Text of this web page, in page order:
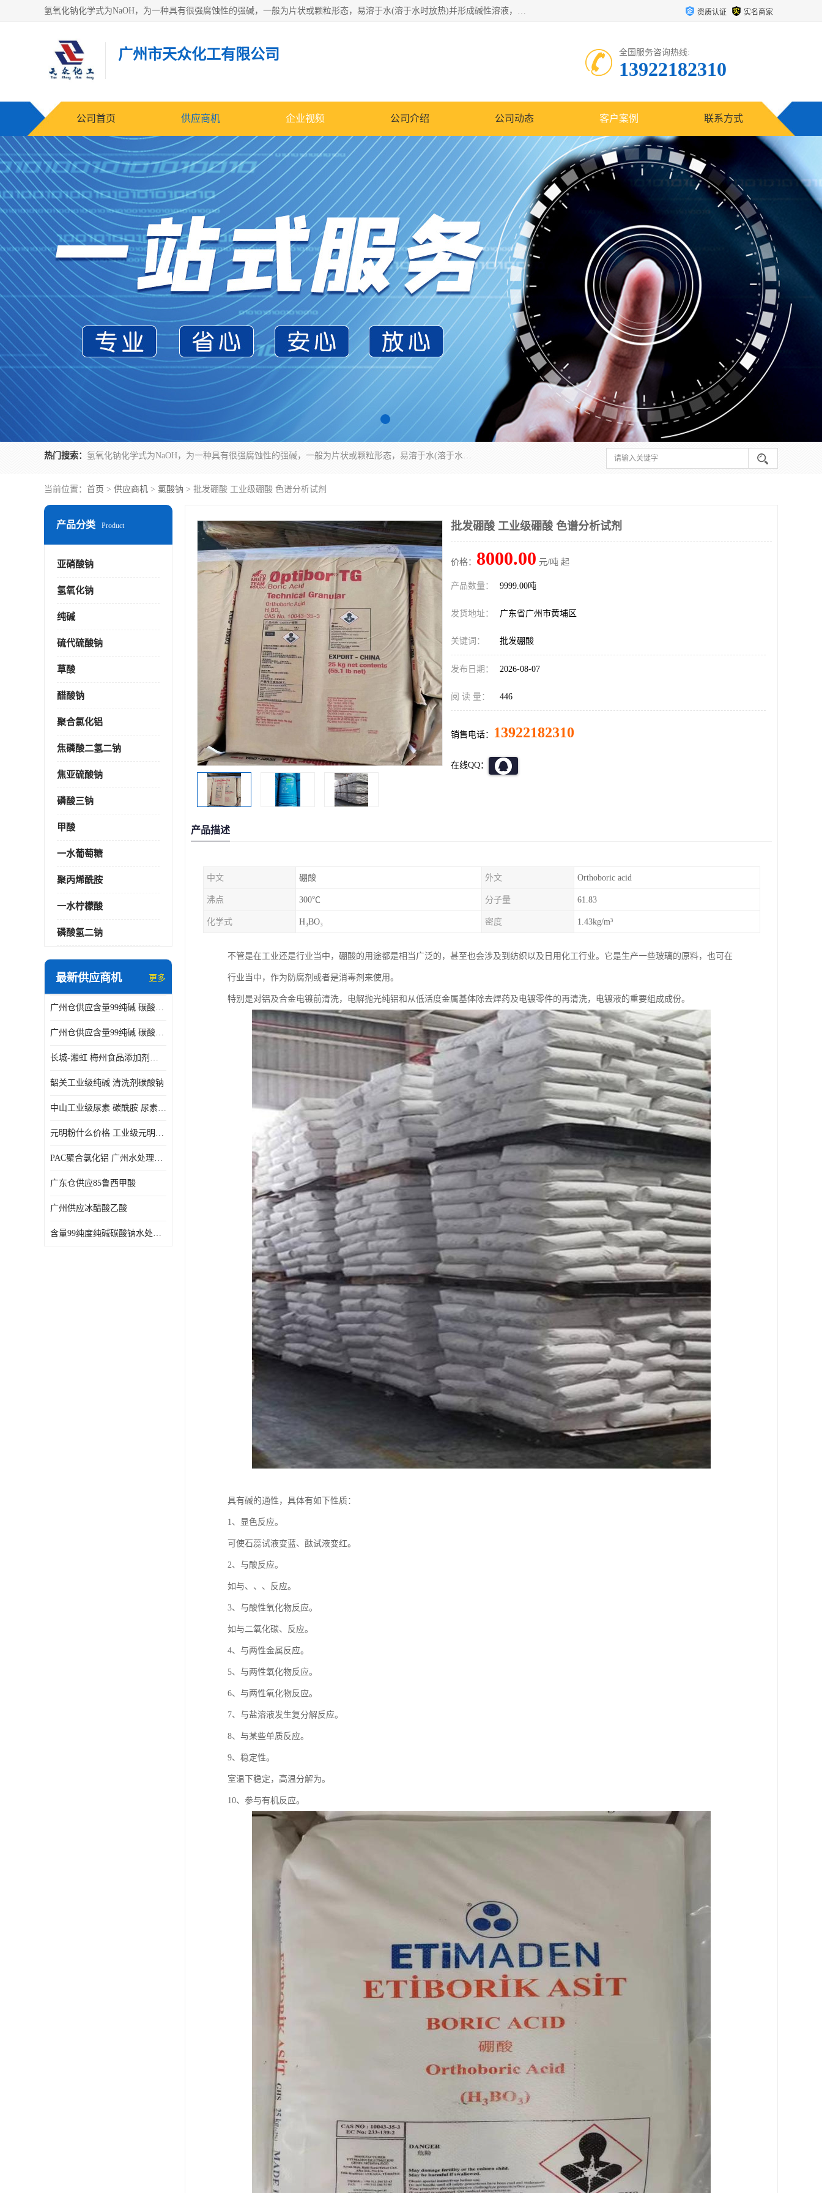
氢氧化钠化学式为NaOH，为一种具有很强腐蚀性的强碱，一般为片状或颗粒形态，易溶于水(溶于水时放热)并形成碱性溶液，另有潮解性，易吸取空气中的水蒸气(潮解)和(变质)。NaOH是化学实验室其中一种必备的化学品，亦为常见的化工品之一。纯品是无色透明的晶体。密度2.130g/cm3。熔点318.4℃。沸点1390℃。工业品含有少量的氯化和碳酸，是白色不透明的晶体。 资质认证 实名商家
广州市天众化工有限公司 全国服务咨询热线:
13922182310
公司首页 供应商机 企业视频 公司介绍 公司动态 客户案例 联系方式
热门搜索： 氢氧化钠化学式为NaOH，为一种具有很强腐蚀性的强碱，一般为片状或颗粒形态，易溶于水(溶于水时放热)并形成碱性溶液，另有潮解性，易吸取空气中的水蒸气(潮解)和(变质)。NaOH是化学实验室其中一种必备的化学品，亦为常见的化工品之一。纯品是无色透明的晶体。密度2.130g/cm3。熔点318.4℃。沸点1390℃。工业品含有少量的氯化和碳酸，是白色不透明的晶体。
当前位置： 首页 > 供应商机 > 氯酸钠 > 批发硼酸 工业级硼酸 色谱分析试剂
产品分类 Product
亚硝酸钠
氢氧化钠
纯碱
硫代硫酸钠
草酸
醋酸钠
聚合氯化铝
焦磷酸二氢二钠
焦亚硫酸钠
磷酸三钠
甲酸
一水葡萄糖
聚丙烯酰胺
一水柠檬酸
磷酸氢二钠
最新供应商机 更多
广州仓供应含量99纯碱 碳酸钠 工业级99含量水处理 酸类中和
广州仓供应含量99纯碱 碳酸钠 工业级99含量水处理 生活洗涤
长城-湘虹 梅州食品添加剂焦亚硫酸钠 作防腐剂
韶关工业级纯碱 清洗剂碳酸钠
中山工业级尿素 碳酰胺 尿素是一种高浓度氮肥
元明粉什么价格 工业级元明粉 无水硫酸钠 硫酸钠 合成洗涤剂的填充料
PAC聚合氯化铝 广州水处理药剂聚合氯化铝PAC 工业污水废水城镇生活污水的净化处理
广东仓供应85鲁西甲酸
广州供应冰醋酸乙酸
含量99纯度纯碱碳酸钠水处理剂
批发硼酸 工业级硼酸 色谱分析试剂
价格： 8000.00 元/吨 起
产品数量： 9999.00吨
发货地址： 广东省广州市黄埔区
关键词： 批发硼酸
发布日期： 2026-08-07
阅 读 量： 446
销售电话： 13922182310
在线QQ：
产品描述
中文 硼酸 外文 Orthoboric acid
沸点 300℃ 分子量 61.83
化学式 H₃BO₃ 密度 1.43kg/m³
不管是在工业还是行业当中，硼酸的用途都是相当广泛的，甚至也会涉及到纺织以及日用化工行业。它是生产一些玻璃的原料，也可在
行业当中，作为防腐剂或者是消毒剂来使用。
特别是对铝及合金电镀前清洗，电解抛光纯铝和从低活度金属基体除去焊药及电镀零件的再清洗，电镀液的重要组成成份。
具有碱的通性，具体有如下性质：
1、显色反应。
可使石蕊试液变蓝、酞试液变红。
2、与酸反应。
如与、、、反应。
3、与酸性氧化物反应。
如与二氧化碳、反应。
4、与两性金属反应。
5、与两性氧化物反应。
6、与两性氧化物反应。
7、与盐溶液发生复分解反应。
8、与某些单质反应。
9、稳定性。
室温下稳定，高温分解为。
10、参与有机反应。